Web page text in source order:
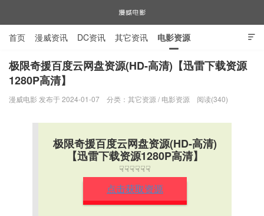
漫威电影

首页 漫威资讯 DC资讯 其它资讯 电影资源
电视剧资源 漫威图片
极限奇援百度云网盘资源(HD-高清)【迅雷下载资源
1280P高清】
漫威电影 发布于 2024-01-07 分类： 其它资源 / 电影资源 阅读(340)
极限奇援百度云网盘资源(HD-高清)
【迅雷下载资源1280P高清】
☟☟☟☟☟☟
点击获取资源